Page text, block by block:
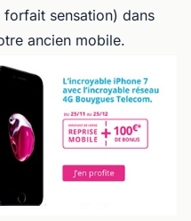
sensation) dans
ancien mobile.